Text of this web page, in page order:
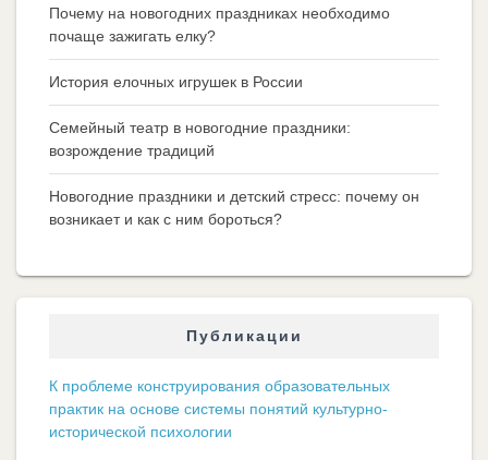
Почему на новогодних праздниках необходимо
почаще зажигать елку?
История елочных игрушек в России
Семейный театр в новогодние праздники:
возрождение традиций
Новогодние праздники и детский стресс: почему он
возникает и как с ним бороться?
Публикации
К проблеме конструирования образовательных
практик на основе системы понятий культурно-
исторической психологии